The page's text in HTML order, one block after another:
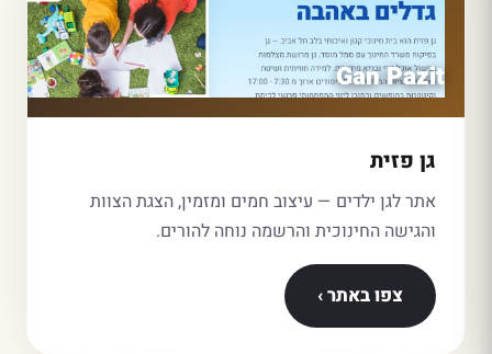
Gan Pazit
גן פזית
אתר לגן ילדים — עיצוב חמים ומזמין, הצגת הצוות
והגישה החינוכית והרשמה נוחה להורים.
צפו באתר ›